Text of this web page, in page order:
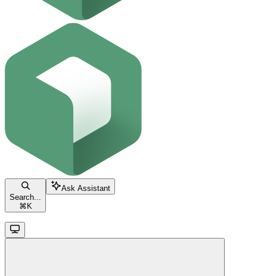
Search...
⌘ K
Ask Assistant